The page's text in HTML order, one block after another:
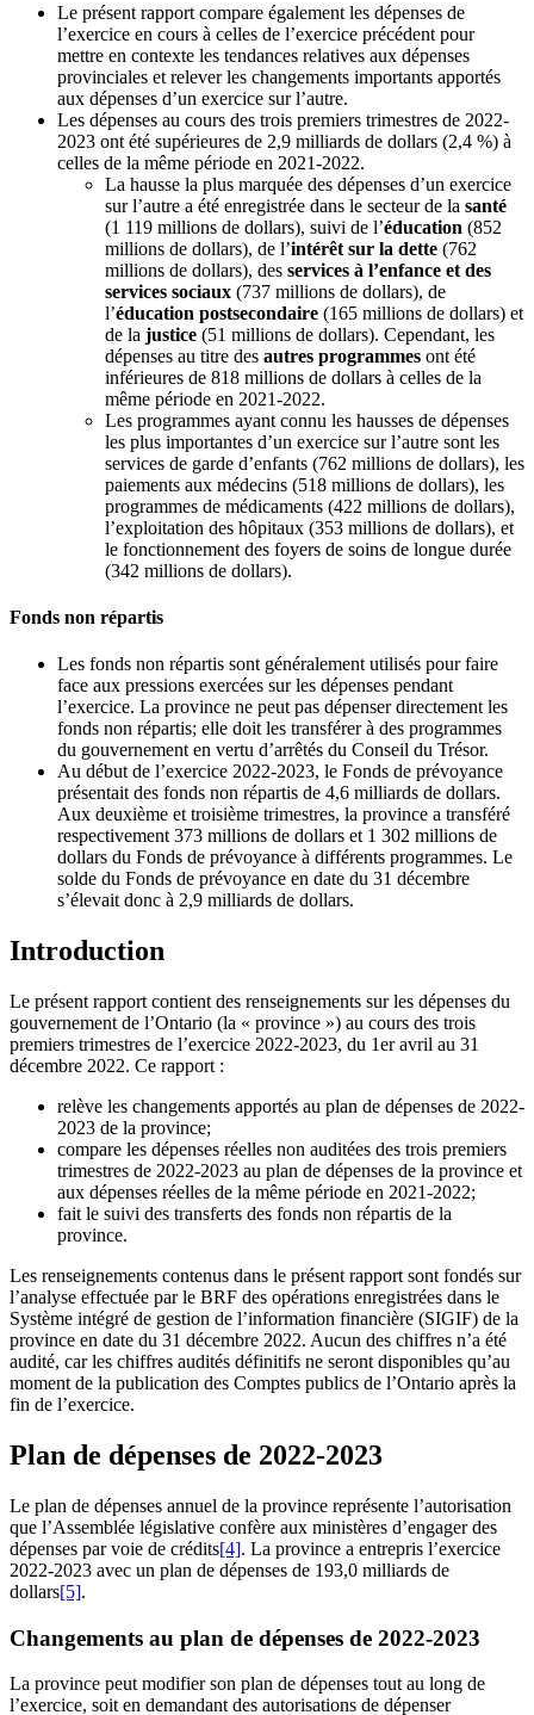
Le présent rapport compare également les dépenses de
l’exercice en cours à celles de l’exercice précédent pour
mettre en contexte les tendances relatives aux dépenses
provinciales et relever les changements importants apportés
aux dépenses d’un exercice sur l’autre.
Les dépenses au cours des trois premiers trimestres de 2022-
2023 ont été supérieures de 2,9 milliards de dollars (2,4 %) à
celles de la même période en 2021-2022.
La hausse la plus marquée des dépenses d’un exercice
sur l’autre a été enregistrée dans le secteur de la santé
(1 119 millions de dollars), suivi de l’éducation (852
millions de dollars), de l’intérêt sur la dette (762
millions de dollars), des services à l’enfance et des
services sociaux (737 millions de dollars), de
l’éducation postsecondaire (165 millions de dollars) et
de la justice (51 millions de dollars). Cependant, les
dépenses au titre des autres programmes ont été
inférieures de 818 millions de dollars à celles de la
même période en 2021-2022.
Les programmes ayant connu les hausses de dépenses
les plus importantes d’un exercice sur l’autre sont les
services de garde d’enfants (762 millions de dollars), les
paiements aux médecins (518 millions de dollars), les
programmes de médicaments (422 millions de dollars),
l’exploitation des hôpitaux (353 millions de dollars), et
le fonctionnement des foyers de soins de longue durée
(342 millions de dollars).
Fonds non répartis
Les fonds non répartis sont généralement utilisés pour faire
face aux pressions exercées sur les dépenses pendant
l’exercice. La province ne peut pas dépenser directement les
fonds non répartis; elle doit les transférer à des programmes
du gouvernement en vertu d’arrêtés du Conseil du Trésor.
Au début de l’exercice 2022-2023, le Fonds de prévoyance
présentait des fonds non répartis de 4,6 milliards de dollars.
Aux deuxième et troisième trimestres, la province a transféré
respectivement 373 millions de dollars et 1 302 millions de
dollars du Fonds de prévoyance à différents programmes. Le
solde du Fonds de prévoyance en date du 31 décembre
s’élevait donc à 2,9 milliards de dollars.
Introduction
Le présent rapport contient des renseignements sur les dépenses du
gouvernement de l’Ontario (la « province ») au cours des trois
premiers trimestres de l’exercice 2022-2023, du 1er avril au 31
décembre 2022. Ce rapport :
relève les changements apportés au plan de dépenses de 2022-
2023 de la province;
compare les dépenses réelles non auditées des trois premiers
trimestres de 2022-2023 au plan de dépenses de la province et
aux dépenses réelles de la même période en 2021-2022;
fait le suivi des transferts des fonds non répartis de la
province.
Les renseignements contenus dans le présent rapport sont fondés sur
l’analyse effectuée par le BRF des opérations enregistrées dans le
Système intégré de gestion de l’information financière (SIGIF) de la
province en date du 31 décembre 2022. Aucun des chiffres n’a été
audité, car les chiffres audités définitifs ne seront disponibles qu’au
moment de la publication des Comptes publics de l’Ontario après la
fin de l’exercice.
Plan de dépenses de 2022-2023
Le plan de dépenses annuel de la province représente l’autorisation
que l’Assemblée législative confère aux ministères d’engager des
dépenses par voie de crédits[4]. La province a entrepris l’exercice
2022-2023 avec un plan de dépenses de 193,0 milliards de
dollars[5].
Changements au plan de dépenses de 2022-2023
La province peut modifier son plan de dépenses tout au long de
l’exercice, soit en demandant des autorisations de dépenser